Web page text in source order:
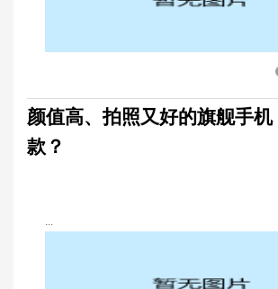
颜值高、拍照又好的旗舰手
款？
...